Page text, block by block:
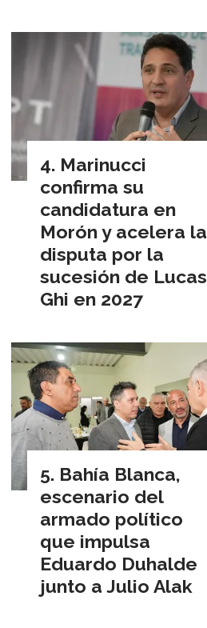
Marinucci
confirma su
candidatura en
Morón y acelera la
disputa por la
sucesión de Lucas
Ghi en 2027
Bahía Blanca,
escenario del
armado político
que impulsa
Eduardo Duhalde
junto a Julio Alak